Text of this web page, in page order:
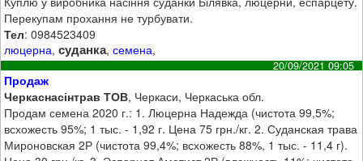
Перекупам прохання не турбувати.
Тел: 0984523409
люцерна,суданка,семена,
20/09/2021 09:05
Продаж
Черкаснасінтрав ТОВ, Черкаси, Черкаська обл.
Продам семена 2020 г.: 1. Люцерна Надежда (чистота 99,5%;
всхожесть 95%; 1 тыс. - 1,92 г. Цена 75 грн./кг. 2. Суданская трава
Мироновская 2Р (чистота 99,4%; всхожесть 88%, 1 тыс. - 11,4 г).